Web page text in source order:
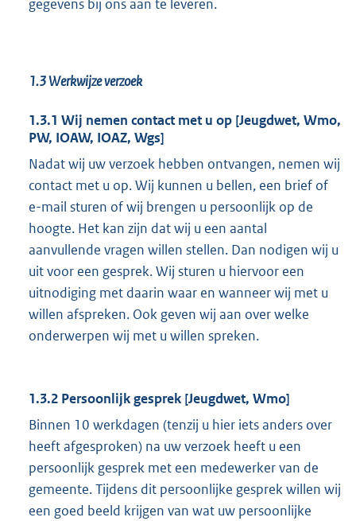
gegevens bij ons aan te leveren.
1.3Werkwijze verzoek
1.3.1 Wij nemen contact met u op [Jeugdwet, Wmo,
PW, IOAW, IOAZ, Wgs]
Nadat wij uw verzoek hebben ontvangen, nemen wij
contact met u op. Wij kunnen u bellen, een brief of
e-mail sturen of wij brengen u persoonlijk op de
hoogte. Het kan zijn dat wij u een aantal
aanvullende vragen willen stellen. Dan nodigen wij u
uit voor een gesprek. Wij sturen u hiervoor een
uitnodiging met daarin waar en wanneer wij met u
willen afspreken. Ook geven wij aan over welke
onderwerpen wij met u willen spreken.
1.3.2 Persoonlijk gesprek [Jeugdwet, Wmo]
Binnen 10 werkdagen (tenzij u hier iets anders over
heeft afgesproken) na uw verzoek heeft u een
persoonlijk gesprek met een medewerker van de
gemeente. Tijdens dit persoonlijke gesprek willen wij
een goed beeld krijgen van wat uw persoonlijke